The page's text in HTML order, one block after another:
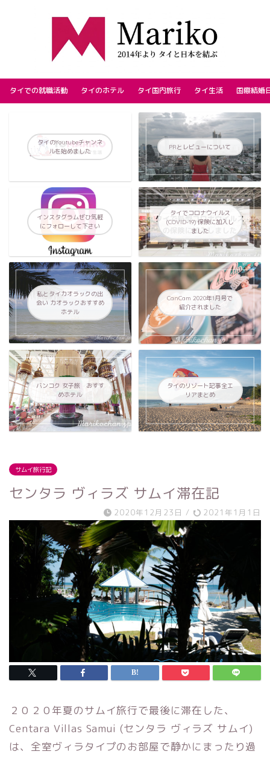
タイでの就職活動 タイのホテル タイ国内旅行 タイ生活 国際結婚
タイのYoutubeチャンネ
ルを始めました
PRとレビューについて
インスタグラムぜひ気軽
にフォローして下さい
タイでコロナウイルス
(COVID-19) 保険に加入し
ました
私とタイカオラックの出
会い カオラックおすすめ
ホテル
CanCam 2020年1月号で
紹介されました
バンコク 女子旅 おすす
めホテル
タイのリゾート記事全エ
リアまとめ
サムイ旅行記
センタラ ヴィラズ サムイ滞在記
2020年12月23日 / 2021年1月1日
２０２０年夏のサムイ旅行で最後に滞在した、
Centara Villas Samui (センタラ ヴィラズ サムイ)
は、全室ヴィラタイプのお部屋で静かにまったり過